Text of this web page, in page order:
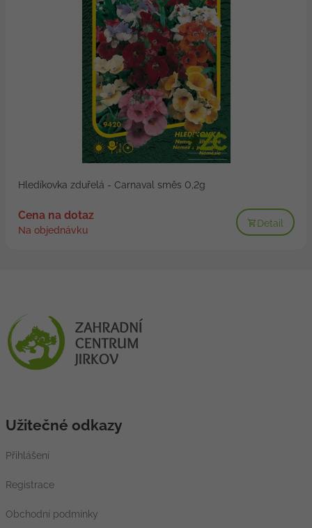
Hledíkovka zduřelá - Carnaval směs 0,2g
Cena na dotaz
Na objednávku
Detail
Užitečné odkazy
Přihlášení
Registrace
Obchodní podmínky